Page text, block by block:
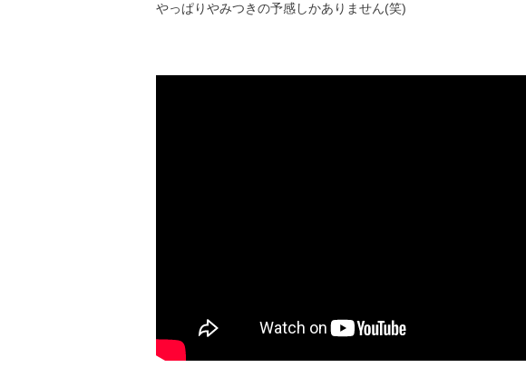
やっぱりやみつきの予感しかありません(笑)